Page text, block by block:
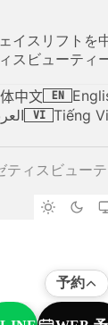
イスリフトを
スビューティ
中文 EN
VI Tiếng
ティスビュー
予約